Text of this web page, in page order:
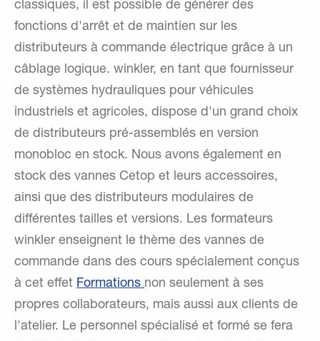
classiques, il est possible de générer des
fonctions d'arrêt et de maintien sur les
distributeurs à commande électrique grâce à un
câblage logique. winkler, en tant que fournisseur
de systèmes hydrauliques pour véhicules
industriels et agricoles, dispose d'un grand choix
de distributeurs pré-assemblés en version
monobloc en stock. Nous avons également en
stock des vannes Cetop et leurs accessoires,
ainsi que des distributeurs modulaires de
différentes tailles et versions. Les formateurs
winkler enseignent le thème des vannes de
commande dans des cours spécialement conçus
à cet effet Formations non seulement à ses
propres collaborateurs, mais aussi aux clients de
l'atelier. Le personnel spécialisé et formé se fera